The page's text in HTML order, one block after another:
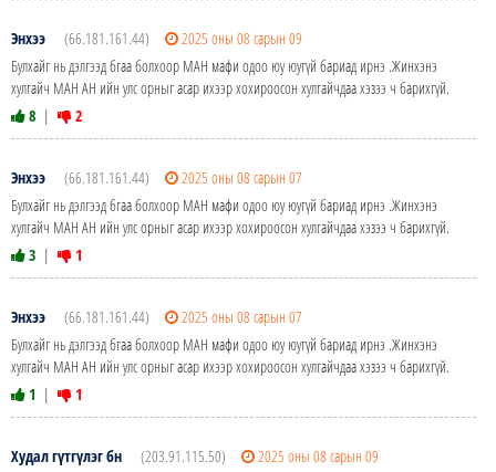
Энхээ (66.181.161.44)
2025 оны 08 сарын 09
Булхайг нь дэлгээд бгаа болхоор МАН мафи одоо юу юугүй бариад ирнэ .Жинхэнэ
хулгайч МАН АН ийн улс орныг асар ихээр хохироосон хулгайчдаа хэзээ ч барихгүй.
8 | 2
Энхээ (66.181.161.44)
2025 оны 08 сарын 07
Булхайг нь дэлгээд бгаа болхоор МАН мафи одоо юу юугүй бариад ирнэ .Жинхэнэ
хулгайч МАН АН ийн улс орныг асар ихээр хохироосон хулгайчдаа хэзээ ч барихгүй.
3 | 1
Энхээ (66.181.161.44)
2025 оны 08 сарын 07
Булхайг нь дэлгээд бгаа болхоор МАН мафи одоо юу юугүй бариад ирнэ .Жинхэнэ
хулгайч МАН АН ийн улс орныг асар ихээр хохироосон хулгайчдаа хэзээ ч барихгүй.
1 | 1
Худал гүтгүлэг бн (203.91.115.50)
2025 оны 08 сарын 09